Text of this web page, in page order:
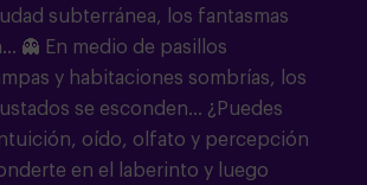
subterránea, los fantasmas
👻 En medio de pasillos
y habitaciones sombrías, los
se esconden... ¿Puedes
oído, olfato y percepción
en el laberinto y luego